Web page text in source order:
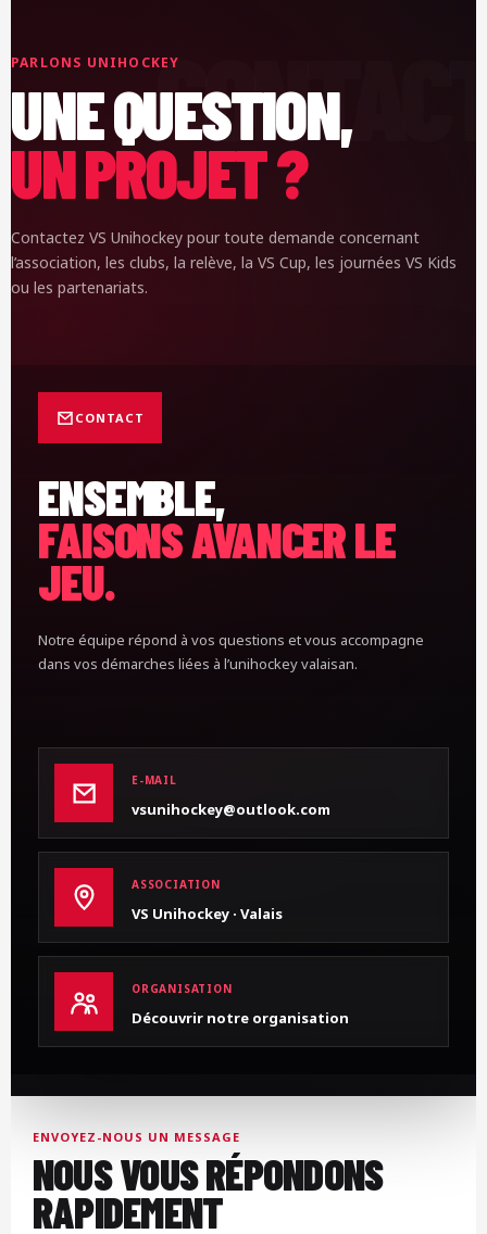
PARLONS UNIHOCKEY
UNE QUESTION,
UN PROJET ?
Contactez VS Unihockey pour toute demande concernant
l’association, les clubs, la relève, la VS Cup, les journées VS Kids
ou les partenariats.
CONTACT
ENSEMBLE,
FAISONS AVANCER LE
JEU.
Notre équipe répond à vos questions et vous accompagne
dans vos démarches liées à l’unihockey valaisan.
E-MAIL
vsunihockey@outlook.com
ASSOCIATION
VS Unihockey · Valais
ORGANISATION
Découvrir notre organisation
ENVOYEZ-NOUS UN MESSAGE
NOUS VOUS RÉPONDONS
RAPIDEMENT